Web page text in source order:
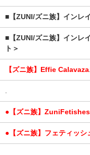
■【ZUNI/ズニ族】インレ
■【ZUNI/ズニ族】インレ
ト＞
【ズニ族】Effie Calavaza
●【ズニ族】
●【ズニ族】フェティッシ